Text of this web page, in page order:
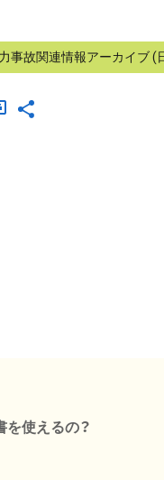
事故関連情報アーカイブ (
を使えるの？